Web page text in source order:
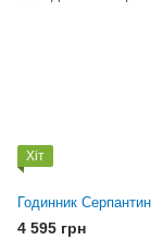
Хіт
Годинник Серпантин
4 595 грн